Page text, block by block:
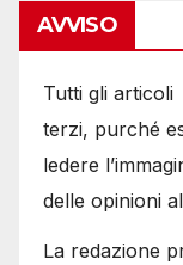
AVVISO
Tutti gli
terzi, purché
ledere
delle opinioni
La redazione